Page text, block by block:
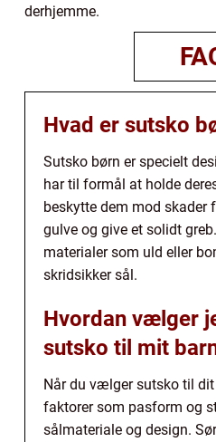
derhjemme.
Hvad er sutsko
Sutsko børn er specielt
har til formål at holde
beskytte dem mod skader
gulve og give et solidt
materialer som uld eller
skridsikker sål.
Hvordan vælger
sutsko til mit
Når du vælger sutsko til
faktorer som pasform og
sålmateriale og design.